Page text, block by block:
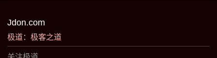
Jdon.com
极道：极客之道